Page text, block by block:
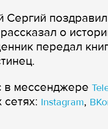
Сергий
о
передал
в мессенджере
Instagram,